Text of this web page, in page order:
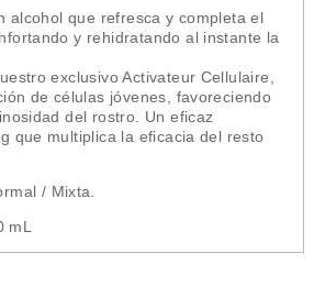
alcohol que refresca y completa el
y rehidratando al instante la
exclusivo Activateur Cellulaire,
de células jóvenes, favoreciendo
del rostro. Un eficaz
que multiplica la eficacia del resto
/ Mixta.
mL